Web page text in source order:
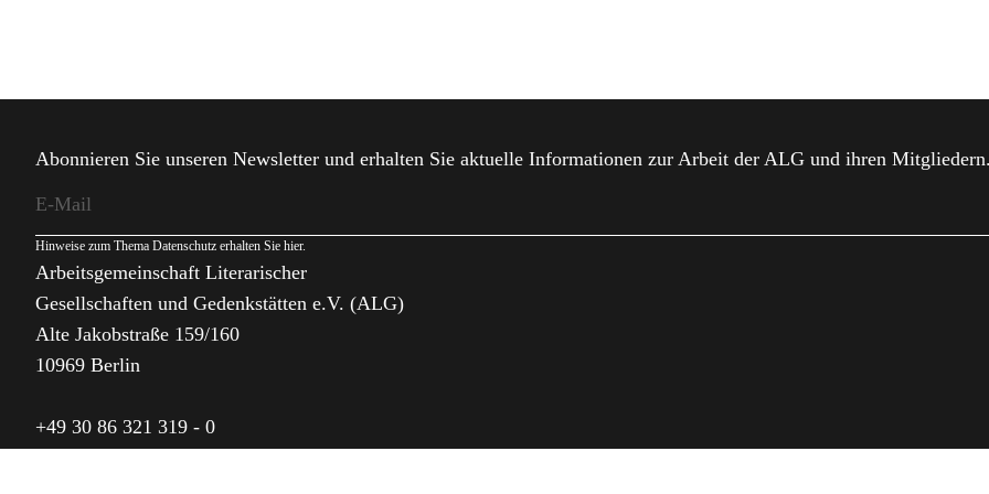
Abonnieren Sie unseren Newsletter und erhalten Sie aktuelle Informationen zur Arbeit der ALG und ihren Mitgliedern.
Hinweise zum Thema Datenschutz erhalten Sie hier.
Arbeitsgemeinschaft Literarischer
Gesellschaften und Gedenkstätten e.V. (ALG)
Alte Jakobstraße 159/160
10969 Berlin
+49 30 86 321 319 - 0